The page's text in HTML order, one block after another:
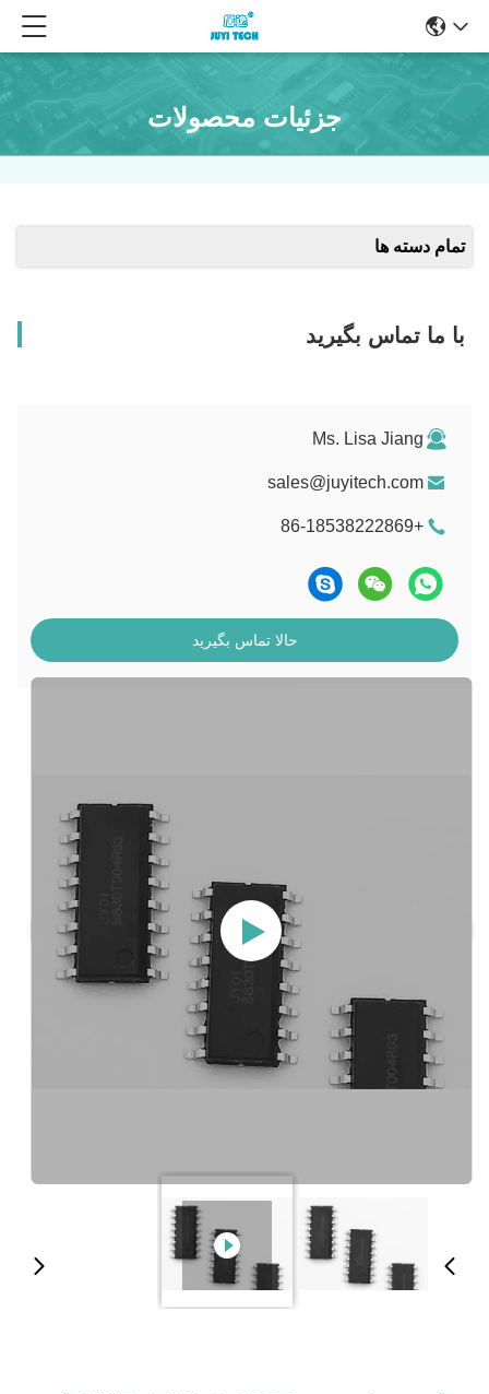
جزئیات محصولات
تمام دسته ها
با ما تماس بگیرید
Ms. Lisa Jiang
sales@juyitech.com
+86-18538222869
حالا تماس بگیرید